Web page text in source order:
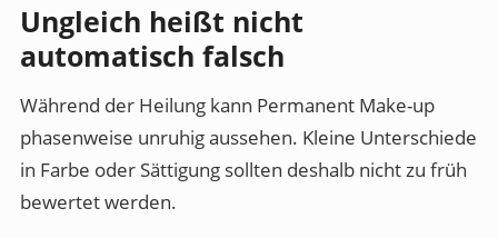
Ungleich heißt nicht
automatisch falsch
Während der Heilung kann Permanent Make-up
phasenweise unruhig aussehen. Kleine Unterschiede
in Farbe oder Sättigung sollten deshalb nicht zu früh
bewertet werden.